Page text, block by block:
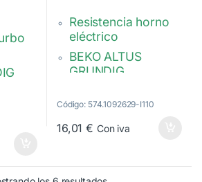
e
Resistencia horno
eléctrico
BEKO ALTUS
GRUNDIG
262900002,
C00904249
Código: 574.1092629-I110
16,01€ Con iva